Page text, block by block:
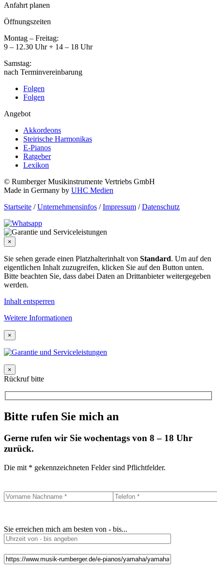
Anfahrt planen
Öffnungszeiten
Montag – Freitag:
9 – 12.30 Uhr + 14 – 18 Uhr
Samstag:
nach Terminvereinbarung
Folgen
Folgen
Angebot
Akkordeons
Steirische Harmonikas
E-Pianos
Ratgeber
Lexikon
© Rumberger Musikinstrumente Vertriebs GmbH
Made in Germany by UHC Medien
Startseite / Unternehmensinfos / Impressum / Datenschutz
×
Sie sehen gerade einen Platzhalterinhalt von Standard. Um auf den
eigentlichen Inhalt zuzugreifen, klicken Sie auf den Button unten.
Bitte beachten Sie, dass dabei Daten an Drittanbieter weitergegeben
werden.
Inhalt entsperren
Weitere Informationen
×
×
Rückruf bitte
Bitte rufen Sie mich an
Gerne rufen wir Sie wochentags von 8 – 18 Uhr
zurück.
Die mit * gekennzeichneten Felder sind Pflichtfelder.
Sie erreichen mich am besten von - bis...